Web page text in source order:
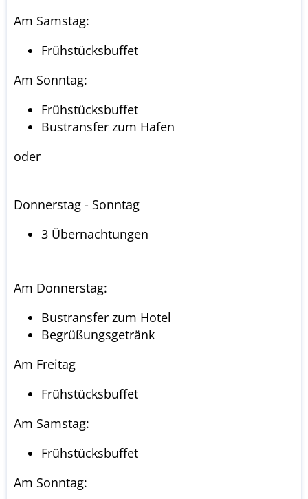
Am Samstag:
Frühstücksbuffet
Am Sonntag:
Frühstücksbuffet
Bustransfer zum Hafen
oder
Donnerstag - Sonntag
3 Übernachtungen
Am Donnerstag:
Bustransfer zum Hotel
Begrüßungsgetränk
Am Freitag
Frühstücksbuffet
Am Samstag:
Frühstücksbuffet
Am Sonntag: